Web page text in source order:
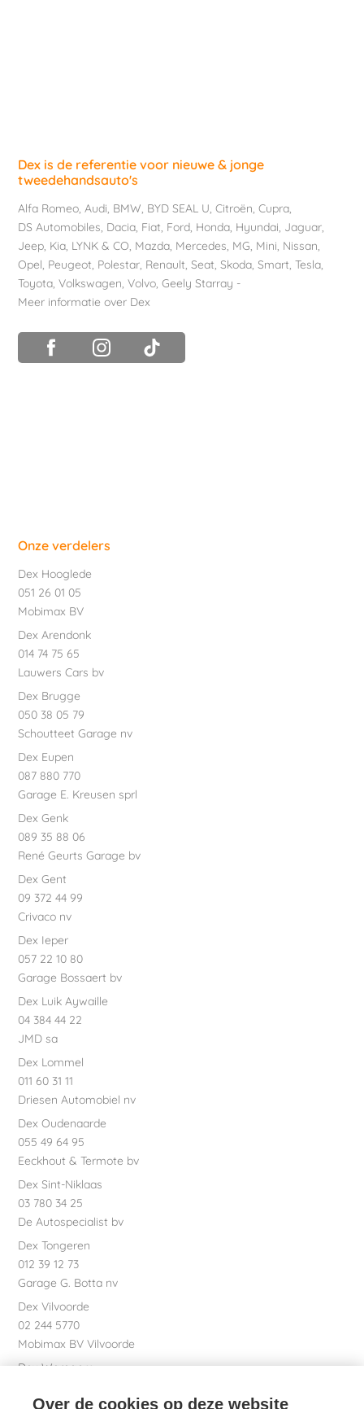
Dex is de referentie voor nieuwe & jonge
tweedehandsauto's
Alfa Romeo,Audi, BMW, BYD SEAL U,Citroën,Cupra,
DS Automobiles, Dacia, Fiat, Ford, Honda, Hyundai, Jaguar,
Jeep, Kia, LYNK & CO, Mazda, Mercedes, MG, Mini, Nissan,
Opel, Peugeot, Polestar, Renault,Seat,Skoda,Smart,Tesla,
Toyota,Volkswagen,Volvo,Geely Starray -
Meer informatie over Dex
Onze verdelers
Dex Hooglede
051 26 01 05
Mobimax BV
Dex Arendonk
014 74 75 65
Lauwers Cars bv
Dex Brugge
050 38 05 79
Schoutteet Garage nv
Dex Eupen
087 880 770
Garage E. Kreusen sprl
Dex Genk
089 35 88 06
René Geurts Garage bv
Dex Gent
09 372 44 99
Crivaco nv
Dex Ieper
057 22 10 80
Garage Bossaert bv
Dex Luik Aywaille
04 384 44 22
JMD sa
Dex Lommel
011 60 31 11
Driesen Automobiel nv
Dex Oudenaarde
055 49 64 95
Eeckhout & Termote bv
Dex Sint-Niklaas
03 780 34 25
De Autospecialist bv
Dex Tongeren
012 39 12 73
Garage G. Botta nv
Dex Vilvoorde
02 244 5770
Mobimax BV Vilvoorde
Dex Waregem
Garage Dhont bv
Over de cookies op deze website